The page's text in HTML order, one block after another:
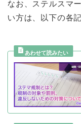
なお、ステルスマ
い方は、以下の各